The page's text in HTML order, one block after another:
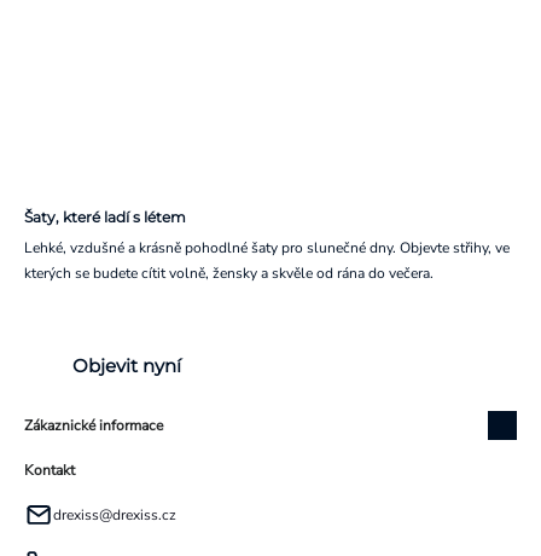
Šaty, které ladí s létem
Lehké, vzdušné a krásně pohodlné šaty pro slunečné dny. Objevte střihy, ve
kterých se budete cítit volně, žensky a skvěle od rána do večera.
Objevit nyní
Zákaznické informace
Kontakt
drexiss@drexiss.cz